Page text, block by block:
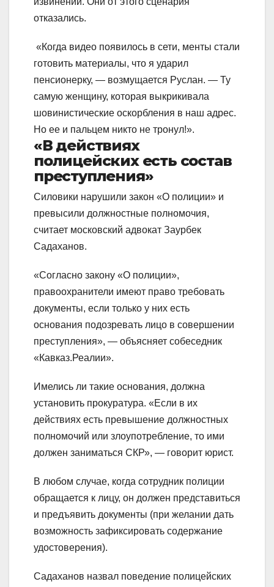
отказались.
«Когда видео появилось в сети, менты стали
готовить материалы, что я ударил
пенсионерку, — возмущается Руслан. — Ту
самую женщину, которая выкрикивала
шовинистические оскорбления в наш адрес.
Но ее и пальцем никто не тронул!».
«В действиях
полицейских есть состав
преступления»
Силовики нарушили закон «О полиции» и
превысили должностные полномочия,
считает московский адвокат Заурбек
Садаханов.
«Согласно закону «О полиции»,
правоохранители имеют право требовать
документы, если только у них есть
основания подозревать лицо в совершении
преступления», — объясняет собеседник
«Кавказ.Реалии».
Имелись ли такие основания, должна
установить прокуратура. «Если в их
действиях есть превышение должностных
полномочий или злоупотребление, то ими
должен заниматься СКР», — говорит юрист.
В любом случае, когда сотрудник полиции
обращается к лицу, он должен представиться
и предъявить документы (при желании дать
возможность зафиксировать содержание
удостоверения).
Садаханов назвал поведение полицейских